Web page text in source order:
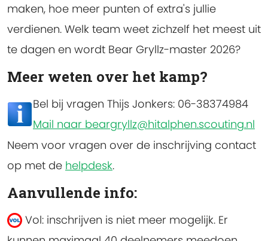
maken, hoe meer punten of extra's jullie
verdienen. Welk team weet zichzelf het meest uit
te dagen en wordt Bear Gryllz-master 2026?
Meer weten over het kamp?
Bel bij vragen Thijs Jonkers: 06-38374984
Mail naar beargryllz@hitalphen.scouting.nl
Neem voor vragen over de inschrijving contact
op met de helpdesk.
Aanvullende info:
Vol: inschrijven is niet meer mogelijk. Er